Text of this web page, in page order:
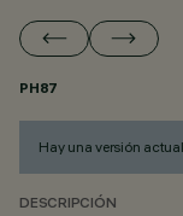
PH87
Hay una versión
DESCRIPCIÓN